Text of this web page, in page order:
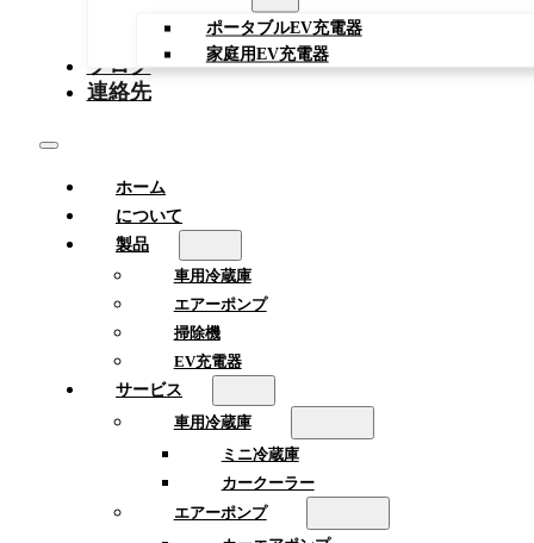
ポータブルEV充電器
家庭用EV充電器
ブログ
連絡先
ホーム
について
製品
車用冷蔵庫
エアーポンプ
掃除機
EV充電器
サービス
車用冷蔵庫
ミニ冷蔵庫
カークーラー
エアーポンプ